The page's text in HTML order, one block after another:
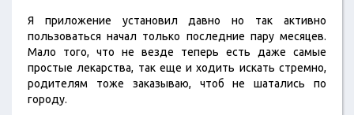
Я приложение установил давно но так активно
пользоваться начал только последние пару месяцев.
Мало того, что не везде теперь есть даже самые
простые лекарства, так еще и ходить искать стремно,
родителям тоже заказываю, чтоб не шатались по
городу.